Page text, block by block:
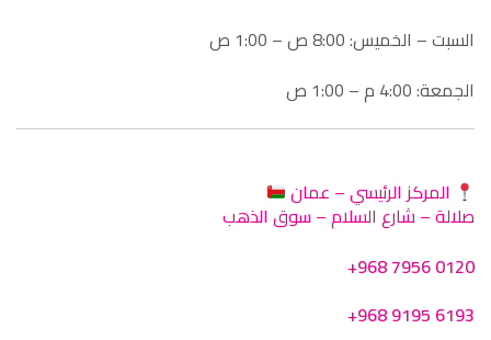
السبت – الخميس: 8:00 ص – 1:00 ص
الجمعة: 4:00 م – 1:00 ص
المركز الرئيسي – عمان
صلالة – شارع السلام – سوق الذهب
+968 7956 0120
+968 9195 6193